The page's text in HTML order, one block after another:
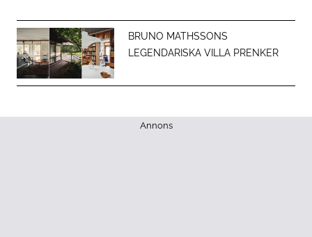
BRUNO MATHSSONS
LEGENDARISKA VILLA PRENKER
Annons